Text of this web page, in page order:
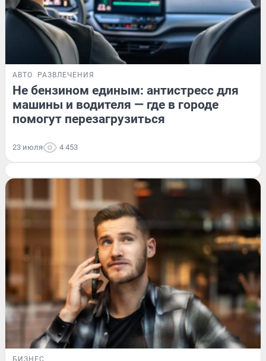
АВТО РАЗВЛЕЧЕНИЯ
Не бензином единым: антистресс для
машины и водителя — где в городе
помогут перезагрузиться
23 июля 4 453